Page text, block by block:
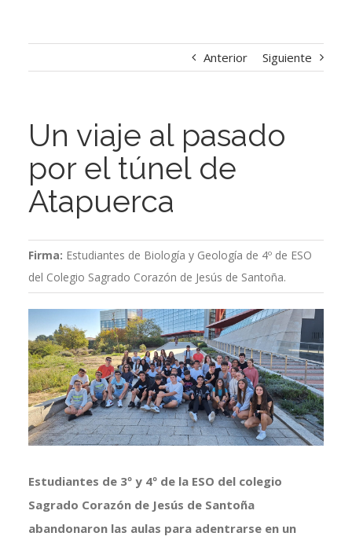
Anterior Siguiente
Un viaje al pasado
por el túnel de
Atapuerca
Firma: Estudiantes de Biología y Geología de 4º de ESO
del Colegio Sagrado Corazón de Jesús de Santoña.
Ver
imagen
más
grande
Estudiantes de 3º y 4º de la ESO del colegio
Sagrado Corazón de Jesús de Santoña
abandonaron las aulas para adentrarse en un